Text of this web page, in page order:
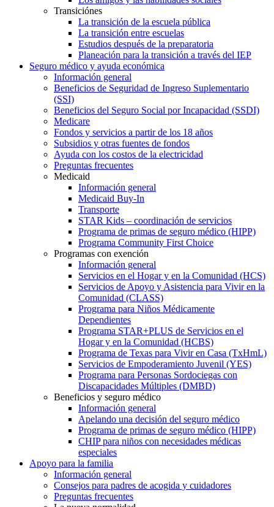
Transiciónes
La transición de la escuela pública
La transición entre escuelas
Estudios después de la preparatoria
Planeación para la transición a través del IEP
Seguro médico y ayuda económica
Información general
Beneficios de Seguridad de Ingreso Suplementario
(SSI)
Beneficios del Seguro Social por Incapacidad (SSDI)
Medicare
Fondos y servicios a partir de los 18 años
Subsidios y otras fuentes de fondos
Ayuda con los costos de la electricidad
Preguntas frecuentes
Medicaid
Información general
Medicaid Buy-In
Transporte
STAR Kids – coordinación de servicios
Programa de primas de seguro médico (HIPP)
Programa Community First Choice
Programas con exención
Información general
Servicios en el Hogar y en la Comunidad (HCS)
Servicios de Apoyo y Asistencia para Vivir en la
Comunidad (CLASS)
Programa para Niños Médicamente
Dependientes
Programa STAR+PLUS de Servicios en el
Hogar y en la Comunidad (HCBS)
Programa de Texas para Vivir en Casa (TxHmL)
Servicios de Empoderamiento Juvenil (YES)
Programa para Personas Sordociegas con
Discapacidades Múltiples (DMBD)
Beneficios y seguro médico
Información general
Apelando una decisión del seguro médico
Programa de primas de seguro médico (HIPP)
CHIP para niños con necesidades médicas
especiales
Apoyo para la familia
Información general
Consejos para padres de acogida y cuidadores
Preguntas frecuentes